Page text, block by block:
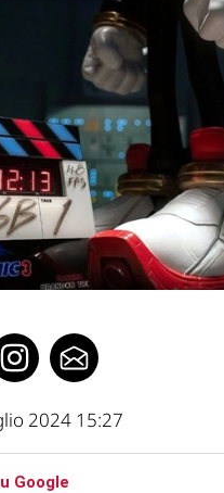
2024 15:27
Google